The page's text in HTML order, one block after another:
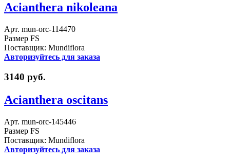
Acianthera nikoleana
Арт. mun-orc-114470
Размер FS
Поставщик: Mundiflora
Авторизуйтесь для заказа
3140 руб.
Acianthera oscitans
Арт. mun-orc-145446
Размер FS
Поставщик: Mundiflora
Авторизуйтесь для заказа